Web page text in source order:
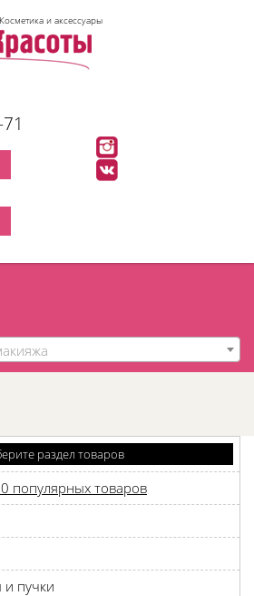
Косметика и аксессуары
раздел товаров
популярных товаров
пучки